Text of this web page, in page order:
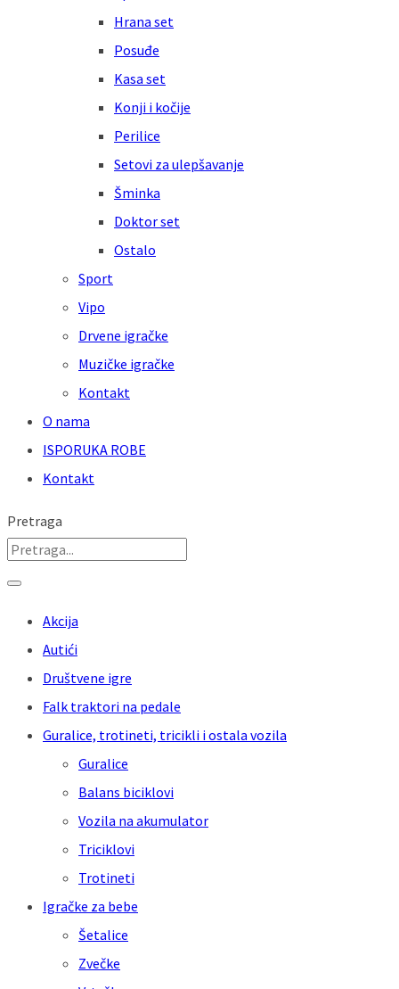
Hrana set
Posuđe
Kasa set
Konji i kočije
Perilice
Setovi za ulepšavanje
Šminka
Doktor set
Ostalo
Sport
Vipo
Drvene igračke
Muzičke igračke
Kontakt
O nama
ISPORUKA ROBE
Kontakt
Pretraga
Akcija
Autići
Društvene igre
Falk traktori na pedale
Guralice, trotineti, tricikli i ostala vozila
Guralice
Balans biciklovi
Vozila na akumulator
Triciklovi
Trotineti
Igračke za bebe
Šetalice
Zvečke